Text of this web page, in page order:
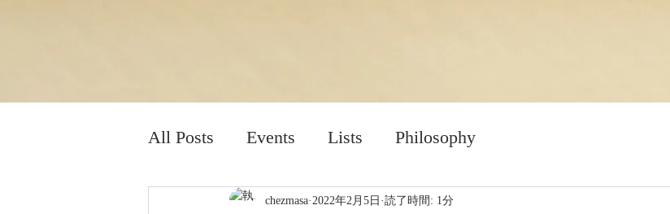
All Posts Events Lists Philosophy
chezmasa 2022年2月5日 読了時間: 1分